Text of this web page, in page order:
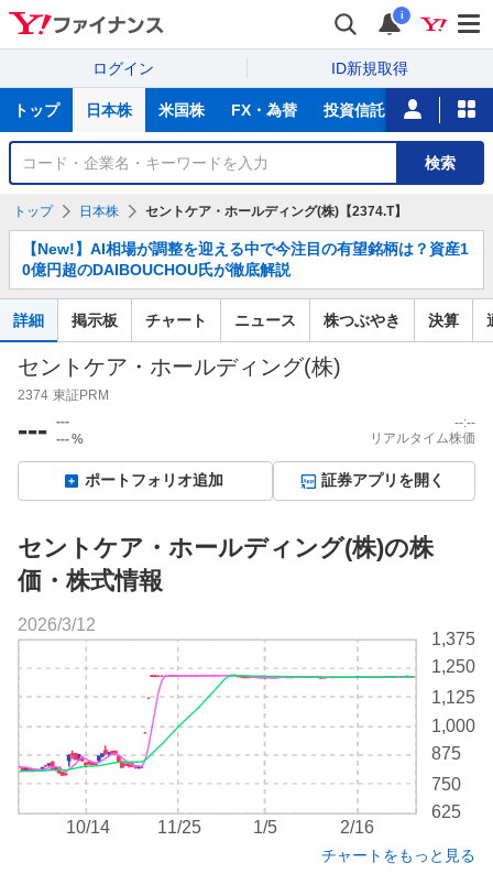
i
ログイン ID新規取得
サ
トップ 日本株 米国株 FX・為替 投資信託 ニュース
銘
検
検索
トップ 日本株 セントケア・ホールディング(株)【2374.T】
知
ら
せ
【New!】AI相場が調整を迎える中で今注目の有望銘柄は？資産1
0億円超のDAIBOUCHOU氏が徹底解説
詳細 掲示板 チャート ニュース 株つぶやき 決算
セントケア・ホールディング(株)
2374 東証PRM
--- ---
---%
--:--
リアルタイム株価
ポートフォリオ追加 証券アプリを開く
セントケア・ホールディング(株)の株
価・株式情報
625
750
875
1,000
1,125
1,250
1,375
10/14 11/25 1/5 2/16
2026/3/12
チャートをもっと見る